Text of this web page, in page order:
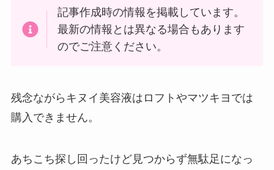
ってる！
記事作成時の情報を掲載しています。
最新の情報とは異なる場合もあります
のでご注意ください。
残念ながらキヌイ美容液はロフトやマツキヨでは
購入できません。
あちこち探し回ったけど見つからず無駄足になっ